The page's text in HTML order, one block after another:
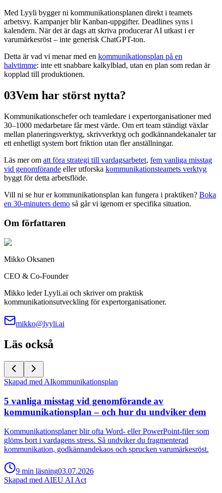
Med Lyyli bygger ni kommunikationsplanen direkt i teamets
arbetsvy. Kampanjer blir Kanban-uppgifter. Deadlines syns i
kalendern. När det är dags att skriva producerar AI utkast i er
varumärkesröst – inte generisk ChatGPT-ton.
Detta är vad vi menar med en kommunikationsplan på en
halvtimme: inte ett snabbare kalkylblad, utan en plan som redan är
kopplad till produktionen.
03Vem har störst nytta?
Kommunikationschefer och teamledare i expertorganisationer med
30–1000 medarbetare får mest värde. Om ert team ständigt växlar
mellan planeringsverktyg, skrivverktyg och godkännandekanaler tar
ett enhetligt system bort friktion utan fler anställningar.
Läs mer om att föra strategi till vardagsarbetet, fem vanliga misstag
vid genomförande eller utforska kommunikationsteamets verktyg
byggt för detta arbetsflöde.
Vill ni se hur er kommunikationsplan kan fungera i praktiken? Boka
en 30-minuters demo så går vi igenom er specifika situation.
Om författaren
Mikko Oksanen
CEO & Co-Founder
Mikko leder Lyyli.ai och skriver om praktisk
kommunikationsutveckling för expertorganisationer.
mikko@lyyli.ai
Läs också
Skapad med AIkommunikationsplan
5 vanliga misstag vid genomförande av
kommunikationsplan – och hur du undviker dem
Kommunikationsplaner blir ofta Word- eller PowerPoint-filer som
glöms bort i vardagens stress. Så undviker du fragmenterad
kommunikation, godkännandekaos och sprucken varumärkesröst.
9 min läsning03.07.2026
Skapad med AIEU AI Act